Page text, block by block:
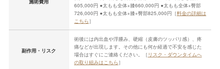
605,000円 ●太もも全体+膝660,000円 ●太もも全体+臀部
726,000円 ●太もも全体+膝+臀部825,000円［料金の詳細は
こちら］
副作用・リスク
術後には内出血や浮腫み、硬縮（皮膚のツッパリ感）、疼
痛などが出現します。その他にも何か経過で不安を感じた
場合はすぐにご連絡ください。［ リスク・ダウンタイムへ
の取り組みはこちら］